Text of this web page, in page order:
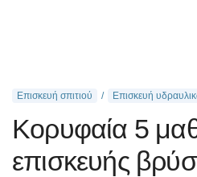
Επισκευή σπιτιού Επισκευή
Κορυφαία 5
επισκευής